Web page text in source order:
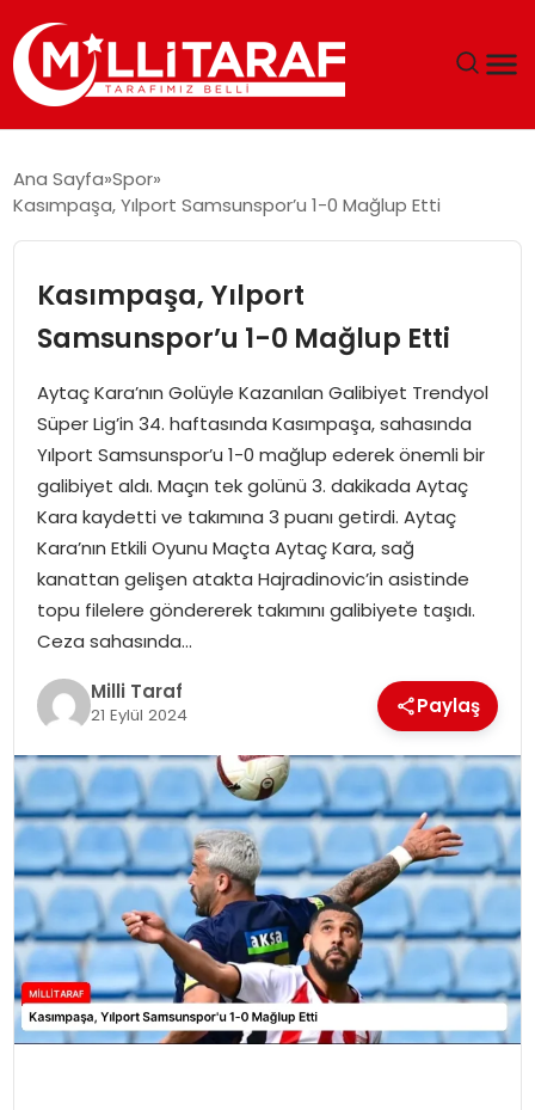
ÖZEL SAYFALAR
TEKNOLOJI
EKONOMI
SPOR
SIYASET
MAGAZIN
Ana Sayfa Spor
Kasımpaşa, Yılport Samsunspor’u 1-0 Mağlup Etti
Kasımpaşa, Yılport
Samsunspor’u 1-0 Mağlup Etti
Aytaç Kara’nın Golüyle Kazanılan Galibiyet Trendyol
Süper Lig’in 34. haftasında Kasımpaşa, sahasında
Yılport Samsunspor’u 1-0 mağlup ederek önemli bir
galibiyet aldı. Maçın tek golünü 3. dakikada Aytaç
Kara kaydetti ve takımına 3 puanı getirdi. Aytaç
Kara’nın Etkili Oyunu Maçta Aytaç Kara, sağ
kanattan gelişen atakta Hajradinovic’in asistinde
topu filelere göndererek takımını galibiyete taşıdı.
Ceza sahasında…
Milli Taraf
21 Eylül 2024 Paylaş